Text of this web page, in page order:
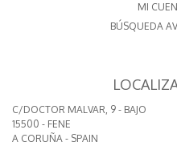
MI
BÚSQUEDA
C/DOCTOR MALVAR, 9 - BAJO
15500 - FENE
A CORUÑA - SPAIN